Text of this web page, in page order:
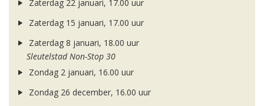
Zaterdag 22 januari, 17.00 uur
Zaterdag 15 januari, 17.00 uur
Zaterdag 8 januari, 18.00 uur
Sleutelstad Non-Stop 30
Zondag 2 januari, 16.00 uur
Zondag 26 december, 16.00 uur